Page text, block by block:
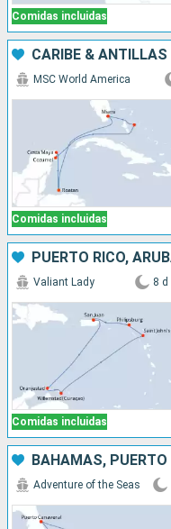
Comidas incluidas
CARIBE & ANTILLAS
Comidas incluidas
MSC World America
Comidas incluidas
Valiant Lady 8 d
Adventure of the Seas